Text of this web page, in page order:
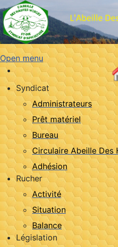
Open menu
Syndicat
Administrateurs
Prêt matériel
Bureau
Circulaire Abeille Des
Adhésion
Rucher
Activité
Situation
Balance
Législation